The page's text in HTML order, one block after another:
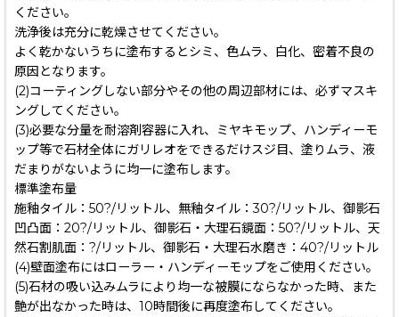
ください。
洗浄後は充分に乾燥させてください。
よく乾かないうちに塗布するとシミ、色ムラ、白化、密着不良の
原因となります。
(2)コーティングしない部分やその他の周辺部材には、必ずマスキ
ングしてください。
(3)必要な分量を耐溶剤容器に入れ、ミヤキモップ、ハンディーモ
ップ等で石材全体にガリレオをできるだけスジ目、塗りムラ、液
だまりがないように均一に塗布します。
標準塗布量
施釉タイル：50?/リットル、無釉タイル：30?/リットル、御影石
凹凸面：20?/リットル、御影石・大理石鏡面：50?/リットル、天
然石割肌面：?/リットル、御影石・大理石水磨き：40?/リットル
(4)壁面塗布にはローラー・ハンディーモップをご使用ください。
(5)石材の吸い込みムラにより均一な被膜にならなかった時、また
艶が出なかった時は、10時間後に再度塗布してください。